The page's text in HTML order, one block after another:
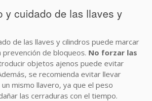
y cuidado de las llaves y
de las llaves y cilindros puede marcar
prevención de bloqueos. No forzar las
objetos ajenos puede evitar
se recomienda evitar llevar
mismo llavero, ya que el peso
las cerraduras con el tiempo.